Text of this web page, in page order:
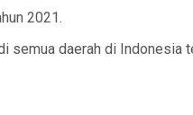
2021.
semua daerah di Indonesia